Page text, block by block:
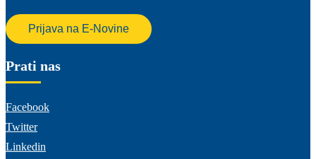
Prijava na E-Novine
Prati nas
Facebook
Twitter
Linkedin